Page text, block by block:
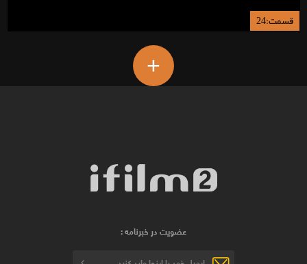
قسمت:24
+
عضویت در خبرنامه :